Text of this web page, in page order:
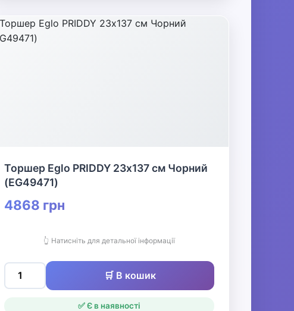
Торшер Eglo PRIDDY 23х137 см Чорний
(EG49471)
4868 грн
👆 Натисніть для детальної інформації
🛒 В кошик
✅ Є в наявності